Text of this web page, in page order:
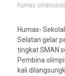
humas
Humas-
Selatan gelar
tingkat SMAN
Pembina
kali